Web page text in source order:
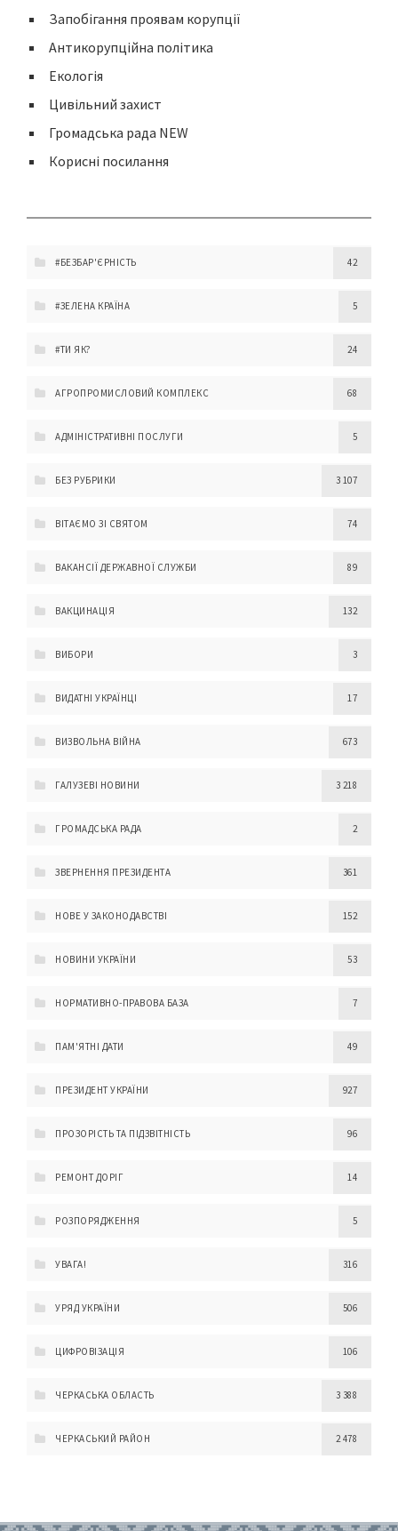
Запобігання проявам корупції
Антикорупційна політика
Екологія
Цивільний захист
Громадська рада NEW
Корисні посилання
#БЕЗБАР'ЄРНІСТЬ 42
#ЗЕЛЕНА КРАЇНА 5
#ТИ ЯК? 24
АГРОПРОМИСЛОВИЙ КОМПЛЕКС 68
АДМІНІСТРАТИВНІ ПОСЛУГИ 5
БЕЗ РУБРИКИ 3 107
ВІТАЄМО ЗІ СВЯТОМ 74
ВАКАНСІЇ ДЕРЖАВНОЇ СЛУЖБИ 89
ВАКЦИНАЦІЯ 132
ВИБОРИ 3
ВИДАТНІ УКРАЇНЦІ 17
ВИЗВОЛЬНА ВІЙНА 673
ГАЛУЗЕВІ НОВИНИ 3 218
ГРОМАДСЬКА РАДА 2
ЗВЕРНЕННЯ ПРЕЗИДЕНТА 361
НОВЕ У ЗАКОНОДАВСТВІ 152
НОВИНИ УКРАЇНИ 53
НОРМАТИВНО-ПРАВОВА БАЗА 7
ПАМ'ЯТНІ ДАТИ 49
ПРЕЗИДЕНТ УКРАЇНИ 927
ПРОЗОРІСТЬ ТА ПІДЗВІТНІСТЬ 96
РЕМОНТ ДОРІГ 14
РОЗПОРЯДЖЕННЯ 5
УВАГА! 316
УРЯД УКРАЇНИ 506
ЦИФРОВІЗАЦІЯ 106
ЧЕРКАСЬКА ОБЛАСТЬ 3 388
ЧЕРКАСЬКИЙ РАЙОН 2 478